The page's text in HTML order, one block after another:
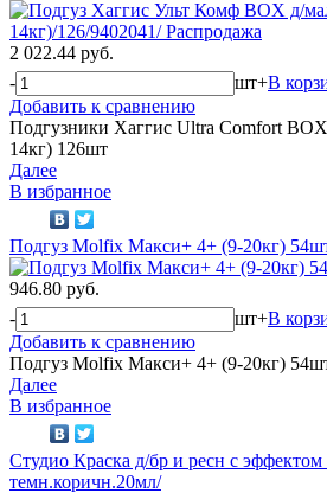
2 022.44 руб.
-
шт+В
Добавить к сравнению
Подгузники Хаггис Ultra Comfort
14кг) 126шт
Далее
В избранное
Подгуз Molfix Макси+ 4+ (9-20кг)
946.80 руб.
-
шт+В
Добавить к сравнению
Подгуз Molfix Макси+ 4+ (9-20кг)
Далее
В избранное
Студио Краска д/бр и ресн с эффектом
темн.коричн.20мл/